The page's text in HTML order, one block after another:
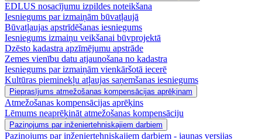
EDLUS nosacījumu izpildes noteikšana
Iesniegums par izmaiņām būvatļaujā
Būvatļaujas apstrīdēšanas iesniegums
Iesniegums izmaiņu veikšanai būvprojektā
Dzēsto kadastra apzīmējumu apstrāde
Zemes vienību datu atjaunošana no kadastra
Iesniegums par izmaiņām vienkāršotā iecerē
Kultūras pieminekļu atļaujas saņemšanas iesniegums
Pieprasījums atmežošanas kompensācijas aprēķinam
Atmežošanas kompensācijas aprēķins
Lēmums neaprēķināt atmežošanas kompensāciju
Paziņojums par inženiertehniskajiem darbiem
Paziņojums par inženiertehniskajiem darbiem - jaunas versijas